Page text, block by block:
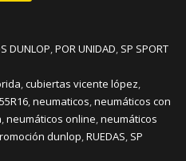
DUNLOP,POR UNIDAD, SP SPORT
,cubiertas vicente lópez,
,neumaticos,neumáticos con
,neumáticos online,neumáticos
dunlop,RUEDAS, SP